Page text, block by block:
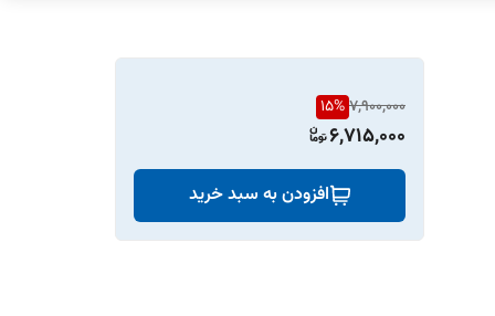
7,900,000
15%
6,715,000
افزودن به سبد خرید